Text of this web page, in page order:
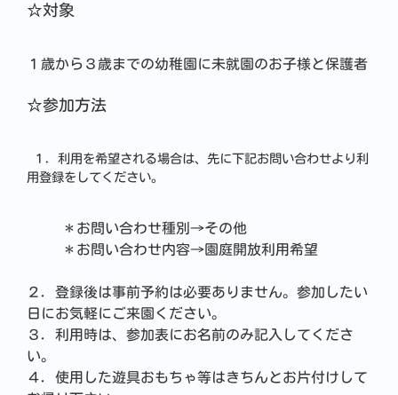
☆対象
１歳から３歳までの幼稚園に未就園のお子様と保護者
☆参加方法
１．利用を希望される場合は、先に下記お問い合わせより利
用登録をしてください。
＊お問い合わせ種別→その他
＊お問い合わせ内容→園庭開放利用希望
２．登録後は事前予約は必要ありません。参加したい
日にお気軽にご来園ください。
３．利用時は、参加表にお名前のみ記入してくださ
い。
４．使用した遊具おもちゃ等はきちんとお片付けして